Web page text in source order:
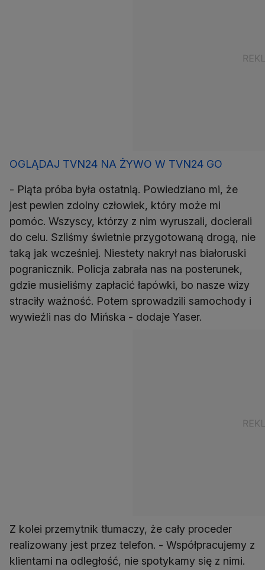
OGLĄDAJ TVN24 NA ŻYWO W TVN24 GO
- Piąta próba była ostatnią. Powiedziano mi, że
jest pewien zdolny człowiek, który może mi
pomóc. Wszyscy, którzy z nim wyruszali, docierali
do celu. Szliśmy świetnie przygotowaną drogą, nie
taką jak wcześniej. Niestety nakrył nas białoruski
pogranicznik. Policja zabrała nas na posterunek,
gdzie musieliśmy zapłacić łapówki, bo nasze wizy
straciły ważność. Potem sprowadzili samochody i
wywieźli nas do Mińska - dodaje Yaser.
Z kolei przemytnik tłumaczy, że cały proceder
realizowany jest przez telefon. - Współpracujemy z
klientami na odległość, nie spotykamy się z nimi.